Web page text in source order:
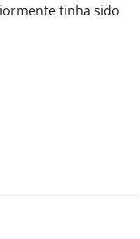
tinha sido